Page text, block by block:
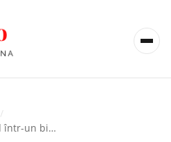
/
Cum să transformi balconul într-un birou funcțional? 3 sfaturi și idei practice